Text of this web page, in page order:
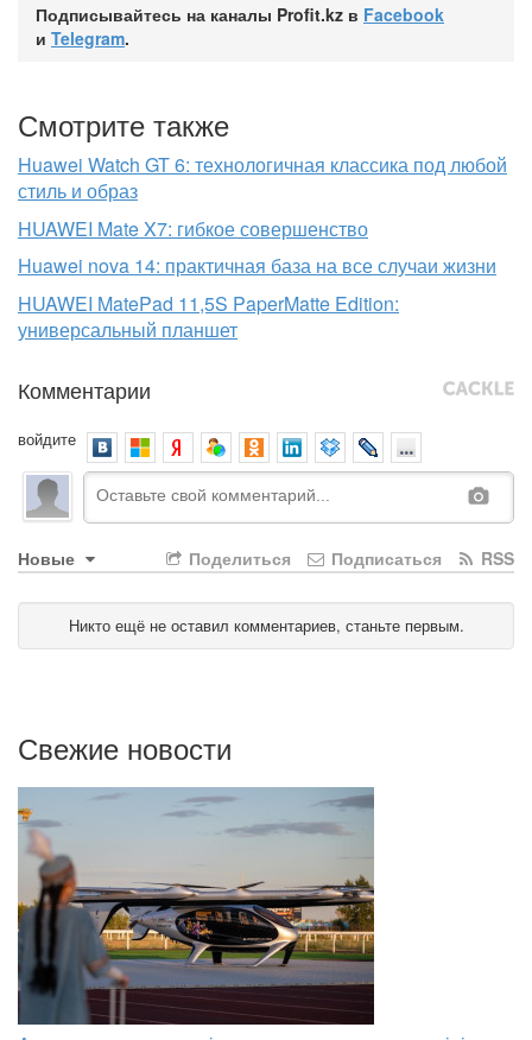
Подписывайтесь на каналы Profit.kz в Facebook
и Telegram.
Смотрите также
Huawei Watch GT 6: технологичная классика под любой
стиль и образ
HUAWEI Mate X7: гибкое совершенство
Huawei nova 14: практичная база на все случаи жизни
HUAWEI MatePad 11,5S PaperMatte Edition:
универсальный планшет
Комментарии
войдите
Новые RSS
Подписаться
Поделиться
Никто ещё не оставил комментариев, станьте первым.
Свежие новости